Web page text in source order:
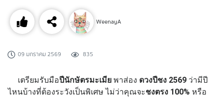
WeenayA
09 มกราคม 2569 835
เตรียมรับมือปีนักษัตรมะเมีย พาส่อง ดวงปีชง 2569 ว่ามีปี
ไหนบ้างที่ต้องระวังเป็นพิเศษ ไม่ว่าคุณจะชงตรง 100% หรือ